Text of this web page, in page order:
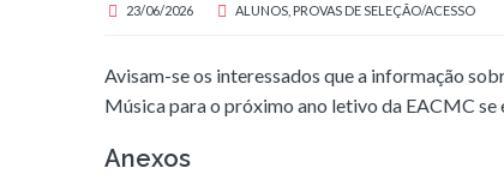
23/06/2026 ALUNOS PROVAS DE SELEÇÃO/ACESSO
Avisam-se os interessados que a informação
Música para o próximo ano letivo da EACMC se
Anexos